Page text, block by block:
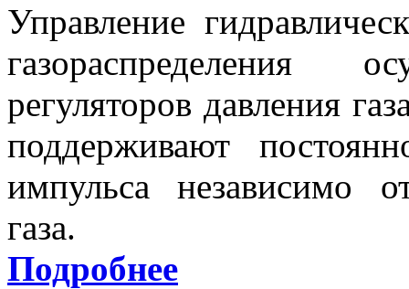
Управление
регуляторов давления
поддерживают
импульса независимо
газа.
Подробнее